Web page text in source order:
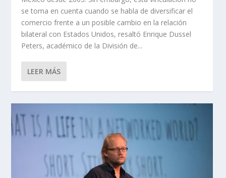
se toma en cuenta cuando se habla de diversificar el
comercio frente a un posible cambio en la relación
bilateral con Estados Unidos, resaltó Enrique Dussel
Peters, académico de la División de...
LEER MÁS